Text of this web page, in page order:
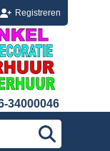
Registreren
34000046
"Zoeken